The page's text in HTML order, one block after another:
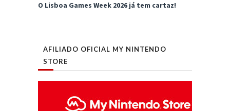
O Lisboa Games Week 2026 já tem cartaz!
AFILIADO OFICIAL MY NINTENDO
STORE